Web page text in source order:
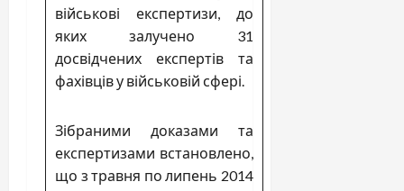
військові експертизи, до
яких залучено 31
досвідчених експертів та
фахівців у військовій сфері.
Зібраними доказами та
експертизами встановлено,
що з травня по липень 2014